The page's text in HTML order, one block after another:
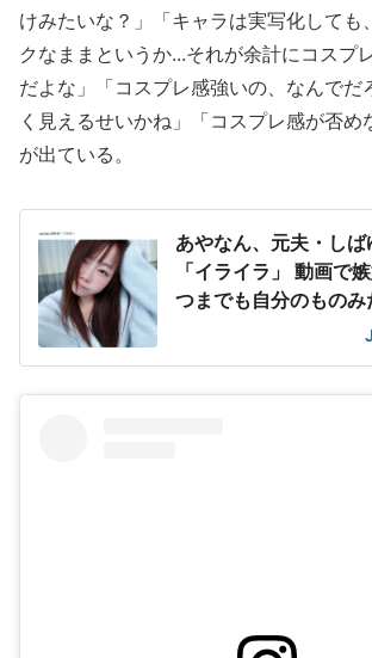
けみたいな？」「キャラは実写化しても
クなままというか...それが余計にコスプ
だよな」「コスプレ感強いの、なんでだ
く見えるせいかね」「コスプレ感が否め
が出ている。
あやなん、元夫・し
「イライラ」 動画で
つまでも自分のものみ